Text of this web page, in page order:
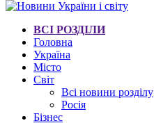
ВСІ РОЗДІЛИ
Головна
Україна
Місто
Світ
Всі новини розділу
Росія
Бізнес